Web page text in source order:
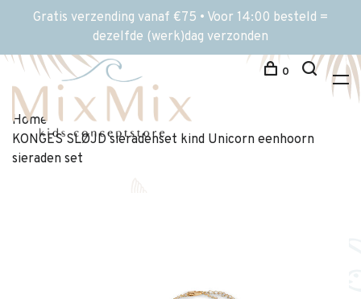
Gratis verzending vanaf €75 • Voor 14:00 besteld =
dezelfde (werk)dag verzonden
0
Home
KONGES SLØJD sieradenset kind Unicorn eenhoorn
sieraden set